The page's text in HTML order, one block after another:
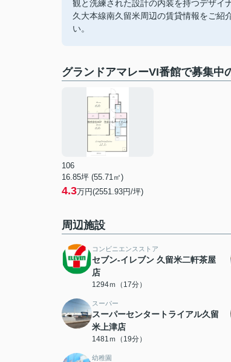
観と洗練された設計の内装を持つデザイ
久大本線南久留米周辺の賃貸情報をご紹
い。
グランドアマレーVI番館で募集中
106
16.85坪 (55.71㎡)
4.3万円(2551.93円/坪)
周辺施設
コンビニエンスストア
セブン-イレブン 久留米二軒茶屋
店
1294ｍ（17分）
スーパー
スーパーセンタートライアル久留
米上津店
1481ｍ（19分）
幼稚園